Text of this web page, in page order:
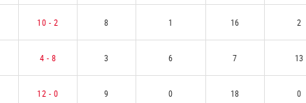
10 - 2 8 1 16 2
4 - 8 3 6 7 13
12 - 0 9 0 18 0